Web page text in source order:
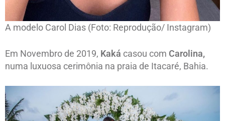
A modelo Carol Dias (Foto: Reprodução/ Instagram)
Em Novembro de 2019, Kaká casou com Carolina,
numa luxuosa cerimônia na praia de Itacaré, Bahia.